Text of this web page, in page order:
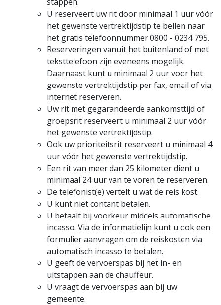
stappen.
U reserveert uw rit door minimaal 1 uur vóór
het gewenste vertrektijdstip te bellen naar
het gratis telefoonnummer 0800 - 0234 795.
Reserveringen vanuit het buitenland of met
teksttelefoon zijn eveneens mogelijk.
Daarnaast kunt u minimaal 2 uur voor het
gewenste vertrektijdstip per fax, email of via
internet reserveren.
Uw rit met gegarandeerde aankomsttijd of
groepsrit reserveert u minimaal 2 uur vóór
het gewenste vertrektijdstip.
Ook uw prioriteitsrit reserveert u minimaal 4
uur vóór het gewenste vertrektijdstip.
Een rit van meer dan 25 kilometer dient u
minimaal 24 uur van te voren te reserveren.
De telefonist(e) vertelt u wat de reis kost.
U kunt niet contant betalen.
U betaalt bij voorkeur middels automatische
incasso. Via de informatielijn kunt u ook een
formulier aanvragen om de reiskosten via
automatisch incasso te betalen.
U geeft de vervoerspas bij het in- en
uitstappen aan de chauffeur.
U vraagt de vervoerspas aan bij uw
gemeente.